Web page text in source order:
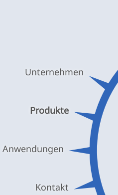
Unternehmen
Produkte
Anwendungen
Kontakt